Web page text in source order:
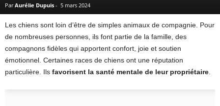
Par Aurélie Dupuis - 5 mars 2024
Les chiens sont loin d’être de simples animaux de compagnie. Pour
de nombreuses personnes, ils font partie de la famille, des
compagnons fidèles qui apportent confort, joie et soutien
émotionnel. Certaines races de chiens ont une réputation
particulière. Ils favorisent la santé mentale de leur propriétaire.